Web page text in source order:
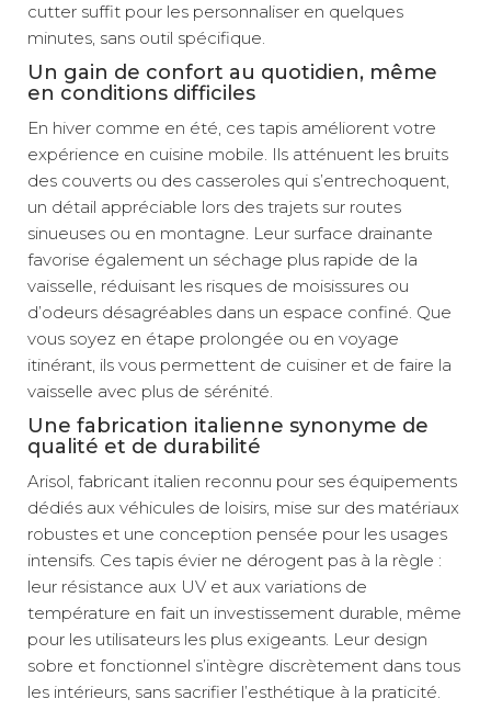
cutter suffit pour les personnaliser en quelques
minutes, sans outil spécifique.
Un gain de confort au quotidien, même
en conditions difficiles
En hiver comme en été, ces tapis améliorent votre
expérience en cuisine mobile. Ils atténuent les bruits
des couverts ou des casseroles qui s’entrechoquent,
un détail appréciable lors des trajets sur routes
sinueuses ou en montagne. Leur surface drainante
favorise également un séchage plus rapide de la
vaisselle, réduisant les risques de moisissures ou
d’odeurs désagréables dans un espace confiné. Que
vous soyez en étape prolongée ou en voyage
itinérant, ils vous permettent de cuisiner et de faire la
vaisselle avec plus de sérénité.
Une fabrication italienne synonyme de
qualité et de durabilité
Arisol, fabricant italien reconnu pour ses équipements
dédiés aux véhicules de loisirs, mise sur des matériaux
robustes et une conception pensée pour les usages
intensifs. Ces tapis évier ne dérogent pas à la règle :
leur résistance aux UV et aux variations de
température en fait un investissement durable, même
pour les utilisateurs les plus exigeants. Leur design
sobre et fonctionnel s’intègre discrètement dans tous
les intérieurs, sans sacrifier l’esthétique à la praticité.